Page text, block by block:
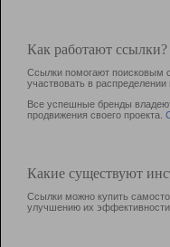
Как работают ссылки?
Ссылки помогают поисковым
участвовать в раcпределении
Все успешные бренды
продвижения своего проекта.
Какие существуют
Ссылки можно купить
улучшению их эффективности